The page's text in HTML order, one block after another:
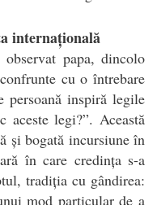
internațională
papa, dincolo
cu o întrebare
persoană inspiră legile
aceste legi?”. Această
și bogată incursiune în
în care credința s-a
tradiția cu gândirea:
mod particular de a